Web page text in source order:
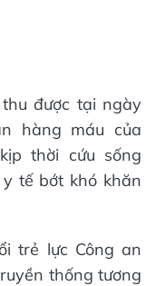
được tại ngày
hàng máu của
thời cứu sống
tế bớt khó khăn
trẻ lực Công an
thống tương